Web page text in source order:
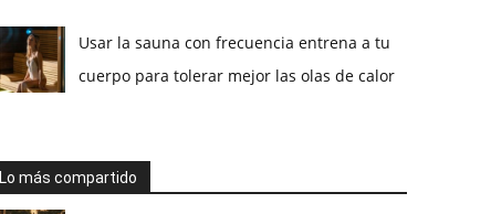
Usar la sauna con frecuencia entrena a tu
cuerpo para tolerar mejor las olas de calor
Lo más compartido